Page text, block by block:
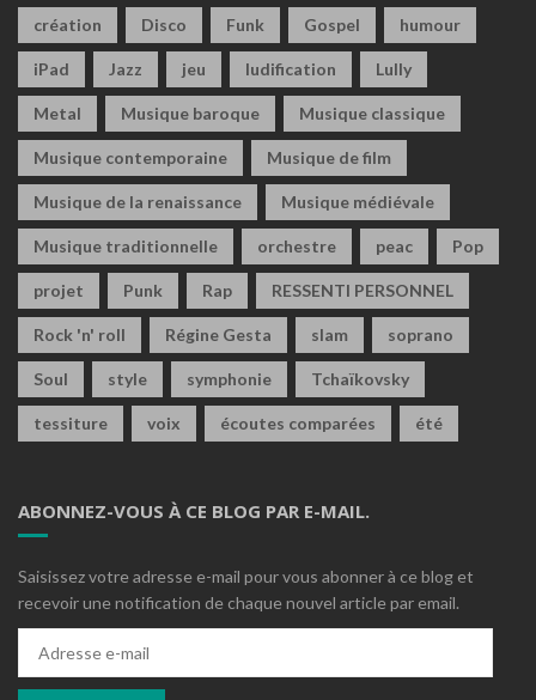
création Disco Funk Gospel humour
iPad Jazz jeu ludification Lully
Metal Musique baroque Musique classique
Musique contemporaine Musique de film
Musique de la renaissance Musique médiévale
Musique traditionnelle orchestre peac Pop
projet Punk Rap RESSENTI PERSONNEL
Rock 'n' roll Régine Gesta slam soprano
Soul style symphonie Tchaïkovsky
tessiture voix écoutes comparées été
ABONNEZ-VOUS À CE BLOG PAR E-MAIL.
Saisissez votre adresse e-mail pour vous abonner à ce blog et
recevoir une notification de chaque nouvel article par email.
mail